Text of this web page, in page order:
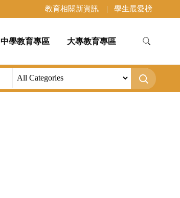
教育相關新資訊 學生最愛榜
中學教育專區 大專教育專區